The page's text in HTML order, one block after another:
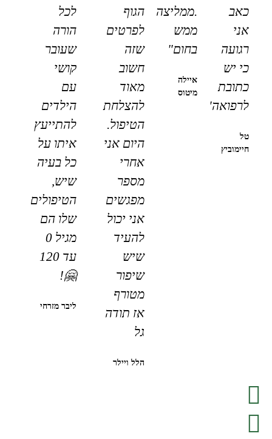
כאב
אני
רגועה
כי יש
כתובת
לרפואה"
טל
חיימוביץ
.ממליצה
ממש
בחום"
איילה
מיטוס
הגוף
לפרטים
שזה
חשוב
מאוד
להצלחת
הטיפול.
היום אני
אחרי
מספר
מפגשים
אני יכול
להעיד
שיש
שיפור
מטורף
אז תודה
גל
הלל ויילר
לכל
הורה
שעובר
קושי
עם
הילדים
להתייעץ
איתו על
כל בעיה
שיש,
הטיפולים
שלו הם
מגיל 0
עד 120
🤗!
ליבר מזרחי